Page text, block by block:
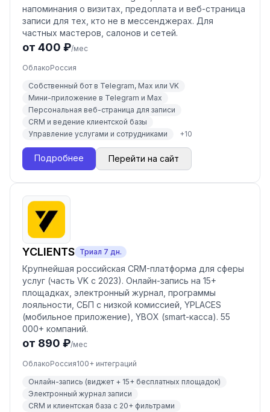
напоминания о визитах, предоплата и веб-страница
записи для тех, кто не в мессенджерах. Для
частных мастеров, салонов и сетей.
от 400 ₽/мес
ОблакоРоссия
Собственный бот в Telegram, Max или VK
Мини-приложение в Telegram и Max
Персональная веб-страница для записи
CRM и ведение клиентской базы
Управление услугами и сотрудниками
+10
Подробнее Перейти на сайт
YCLIENTS Триал 7 дн.
Крупнейшая российская CRM-платформа для сферы
услуг (часть VK с 2023). Онлайн-запись на 15+
площадках, электронный журнал, программы
лояльности, СБП с низкой комиссией, YPLACES
(мобильное приложение), YBOX (smart-касса). 55
000+ компаний.
от 890 ₽/мес
ОблакоРоссия100+ интеграций
Онлайн-запись (виджет + 15+ бесплатных площадок)
Электронный журнал записи
CRM и клиентская база с 20+ фильтрами